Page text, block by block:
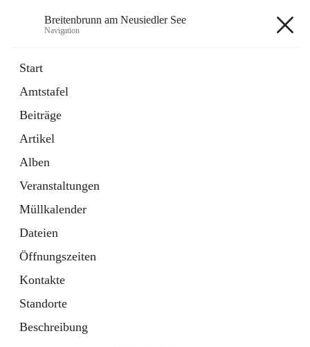
Breitenbrunn am Neusiedler See
Navigation
Start
Amtstafel
Beiträge
Artikel
Alben
Veranstaltungen
Müllkalender
Dateien
Öffnungszeiten
Kontakte
Standorte
Beschreibung
18 Schnellzugriffe
Gemeindeservice